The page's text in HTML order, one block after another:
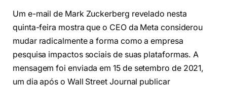
Um e-mail de Mark Zuckerberg revelado nesta
quinta-feira mostra que o CEO da Meta considerou
mudar radicalmente a forma como a empresa
pesquisa impactos sociais de suas plataformas. A
mensagem foi enviada em 15 de setembro de 2021,
um dia após o Wall Street Journal publicar